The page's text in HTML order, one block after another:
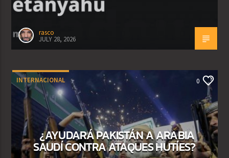
rasco
JULY 28, 2026
INTERNACIONAL 0
¿AYUDARÁ PAKISTÁN A ARABIA
SAUDÍ CONTRA ATAQUES HUTÍES?